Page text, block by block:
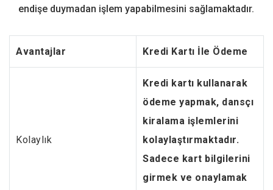
endişe duymadan işlem yapabilmesini sağlamaktadır.
Avantajlar Kredi Kartı İle Ödeme
Kolaylık
Kredi kartı kullanarak
ödeme yapmak, dansçı
kiralama işlemlerini
kolaylaştırmaktadır.
Sadece kart bilgilerini
girmek ve onaylamak